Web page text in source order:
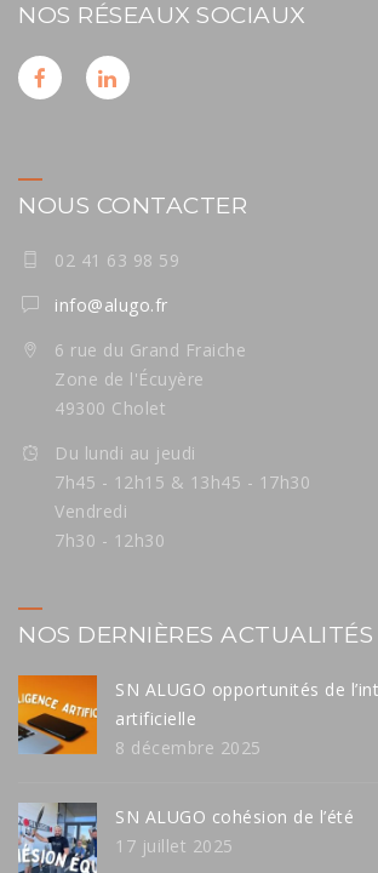
NOS RÉSEAUX SOCIAUX
NOUS CONTACTER
02 41 63 98 59
info@alugo.fr
6 rue du Grand Fraiche
Zone de l'Écuyère
49300 Cholet
Du lundi au jeudi
7h45 - 12h15 & 13h45 - 17h30
Vendredi
7h30 - 12h30
NOS DERNIÈRES ACTUALITÉS
SN ALUGO opportunités de
artificielle
8 décembre 2025
SN ALUGO cohésion de l’été
17 juillet 2025